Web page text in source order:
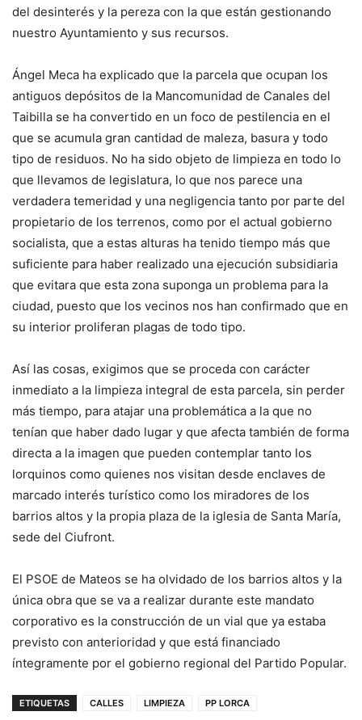
del desinterés y la pereza con la que están gestionando
nuestro Ayuntamiento y sus recursos.
Ángel Meca ha explicado que la parcela que ocupan los
antiguos depósitos de la Mancomunidad de Canales del
Taibilla se ha convertido en un foco de pestilencia en el
que se acumula gran cantidad de maleza, basura y todo
tipo de residuos. No ha sido objeto de limpieza en todo lo
que llevamos de legislatura, lo que nos parece una
verdadera temeridad y una negligencia tanto por parte del
propietario de los terrenos, como por el actual gobierno
socialista, que a estas alturas ha tenido tiempo más que
suficiente para haber realizado una ejecución subsidiaria
que evitara que esta zona suponga un problema para la
ciudad, puesto que los vecinos nos han confirmado que en
su interior proliferan plagas de todo tipo.
Así las cosas, exigimos que se proceda con carácter
inmediato a la limpieza integral de esta parcela, sin perder
más tiempo, para atajar una problemática a la que no
tenían que haber dado lugar y que afecta también de forma
directa a la imagen que pueden contemplar tanto los
lorquinos como quienes nos visitan desde enclaves de
marcado interés turístico como los miradores de los
barrios altos y la propia plaza de la iglesia de Santa María,
sede del Ciufront.
El PSOE de Mateos se ha olvidado de los barrios altos y la
única obra que se va a realizar durante este mandato
corporativo es la construcción de un vial que ya estaba
previsto con anterioridad y que está financiado
íntegramente por el gobierno regional del Partido Popular.
ETIQUETAS CALLES LIMPIEZA PP LORCA